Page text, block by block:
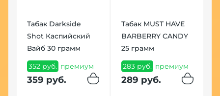
Табак Darkside
Shot Каспийский
Вайб 30 грамм
352 руб. премиум
359 руб.
Табак MUST HAVE
BARBERRY CANDY
25 грамм
283 руб. премиум
289 руб.